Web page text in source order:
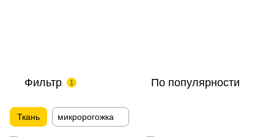
Фильтр 1 По популярности
Ткань микророгожка